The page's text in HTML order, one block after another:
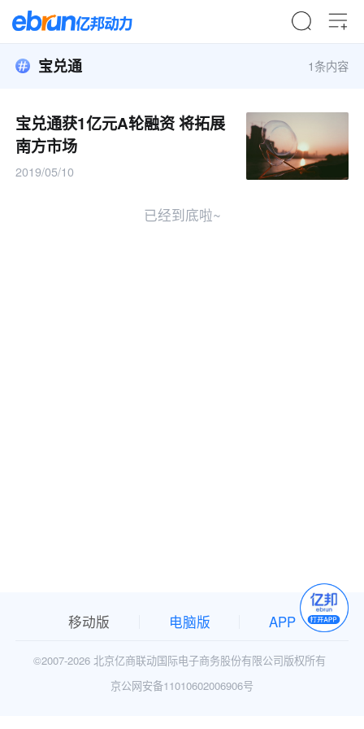
宝兑通 1条内容
宝兑通获1亿元A轮融资 将拓展
南方市场
2019/05/10
已经到底啦~
移动版 电脑版 APP
©2007-2026 北京亿商联动国际电子商务股份有限公司版权所有
京公网安备11010602006906号